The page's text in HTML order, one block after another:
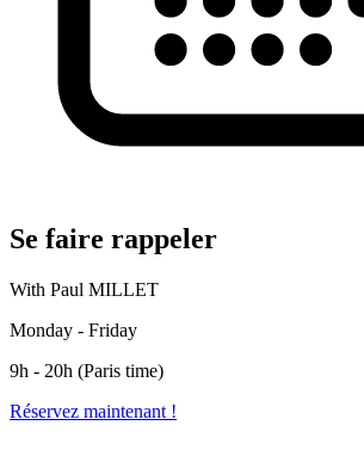
Se faire rappeler
With Paul MILLET
Monday - Friday
9h - 20h (Paris time)
Réservez maintenant !